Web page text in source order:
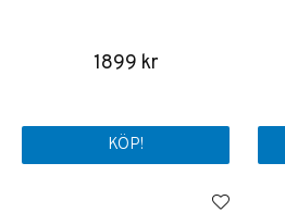
1899 kr
KÖP!